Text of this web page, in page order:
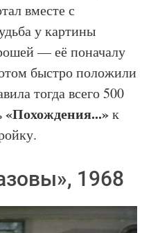
вместе с
у картины
— её поначалу
быстро положили
тогда всего 500
«Похождения...»к
1968